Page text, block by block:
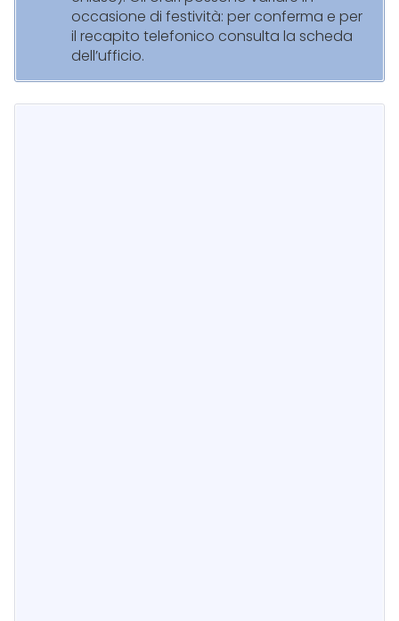
occasione di festività: per conferma e per
il recapito telefonico consulta la scheda
dell’ufficio.